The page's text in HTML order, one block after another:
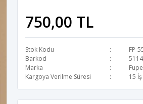
750,00 TL
Stok Kodu
FP-
Barkod
Marka
Kargoya Verilme Süresi
15